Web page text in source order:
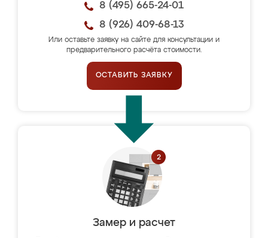
8 (495) 665-24-01
8 (926) 409-68-13
Или оставьте заявку на сайте для консультации и
предварительного расчёта стоимости.
ОСТАВИТЬ ЗАЯВКУ
Замер и расчет